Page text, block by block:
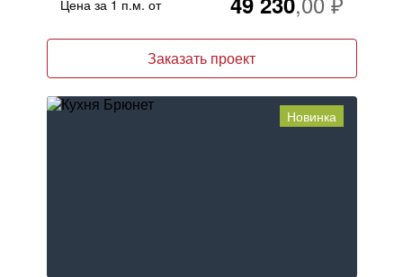
Цена за 1 п.м. от
Заказать проект
Новинка